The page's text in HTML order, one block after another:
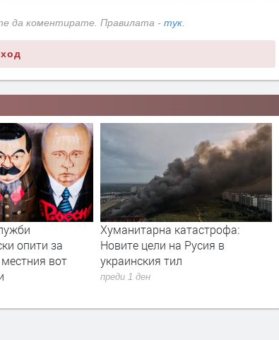
да коментирате. Правилата - тук.
опити за
вот
Хуманитарна катастрофа:
Новите цели на Русия в
украинския тил
преди 1 ден